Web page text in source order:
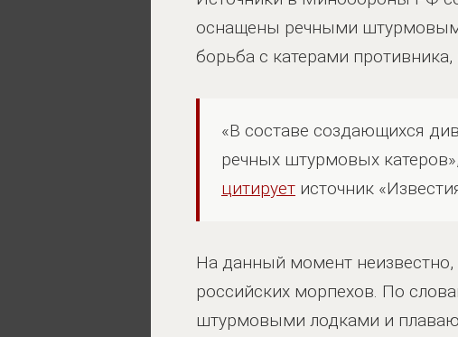
оснащены речными
борьба с катерами
«В составе создающихся
речных штурмовых катеров»,
цитирует источник
На данный момент неизвестно,
российских морпехов. По
штурмовыми лодками и